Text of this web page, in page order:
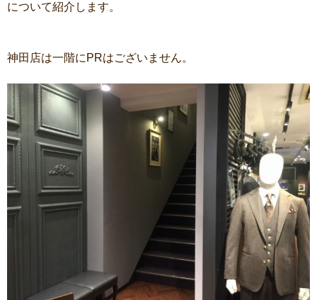
について紹介します。
神田店は一階にPRはございません。